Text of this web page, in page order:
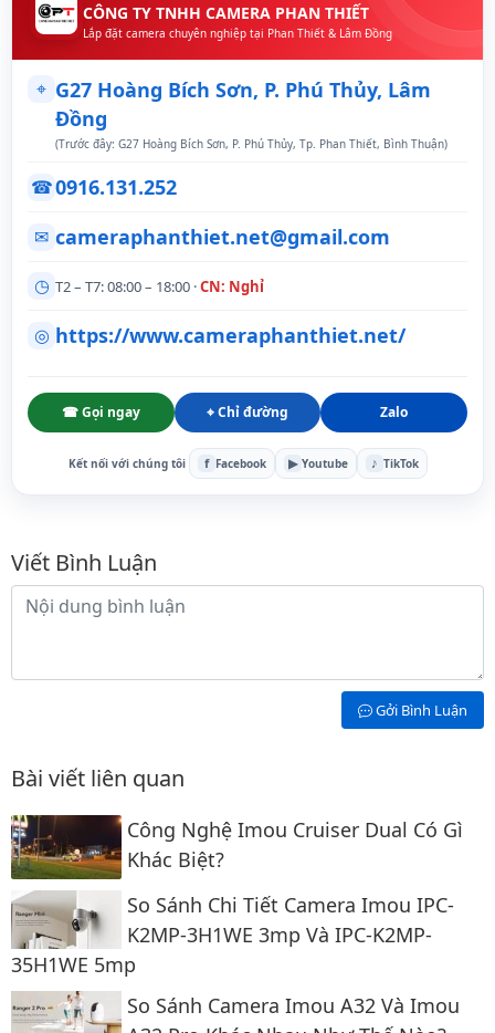
CÔNG TY TNHH CAMERA PHAN THIẾT
Lắp đặt camera chuyên nghiệp tại Phan Thiết & Lâm Đồng
⌖ G27 Hoàng Bích Sơn, P. Phú Thủy, Lâm
Đồng
(Trước đây: G27 Hoàng Bích Sơn, P. Phú Thủy, Tp. Phan Thiết, Bình Thuận)
☎0916.131.252
✉ cameraphanthiet.net@gmail.com
◷ T2 – T7: 08:00 – 18:00 ·CN: Nghỉ
◎ https://www.cameraphanthiet.net/
☎ Gọi ngay ⌖ Chỉ đường Zalo
Kết nối với chúng tôi f Facebook ▶ Youtube ♪ TikTok
Bình luận
Viết Bình Luận
Nội dung bình luận
Gởi Bình Luận
Bài viết liên quan
Công Nghệ Imou Cruiser Dual Có Gì
Khác Biệt?
So Sánh Chi Tiết Camera Imou IPC-
K2MP-3H1WE 3mp Và IPC-K2MP-
35H1WE 5mp
So Sánh Camera Imou A32 Và Imou